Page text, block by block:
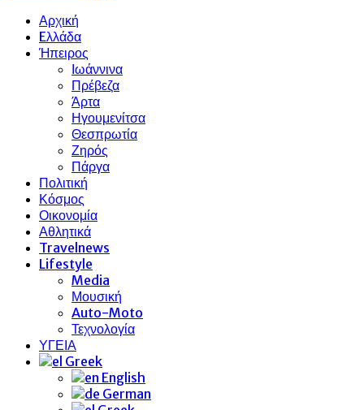
Αρχική
Eλλάδα
Ήπειρος
Ιωάννινα
Πρέβεζα
Άρτα
Ηγουμενίτσα
Θεσπρωτία
Ζηρός
Πάργα
Πολιτική
Κόσμος
Οικονομία
Αθλητικά
Travelnews
Lifestyle
Media
Μουσική
Auto-Moto
Τεχνολογία
ΥΓΕΙΑ
Greek
English
German